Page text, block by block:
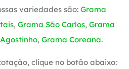
variedades são: Grama
, Grama São Carlos, Grama
, Grama Coreana.
clique no botão abaixo: